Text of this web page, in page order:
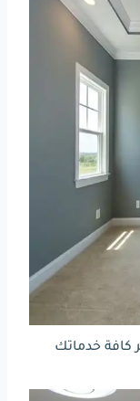
كافة خدماتك